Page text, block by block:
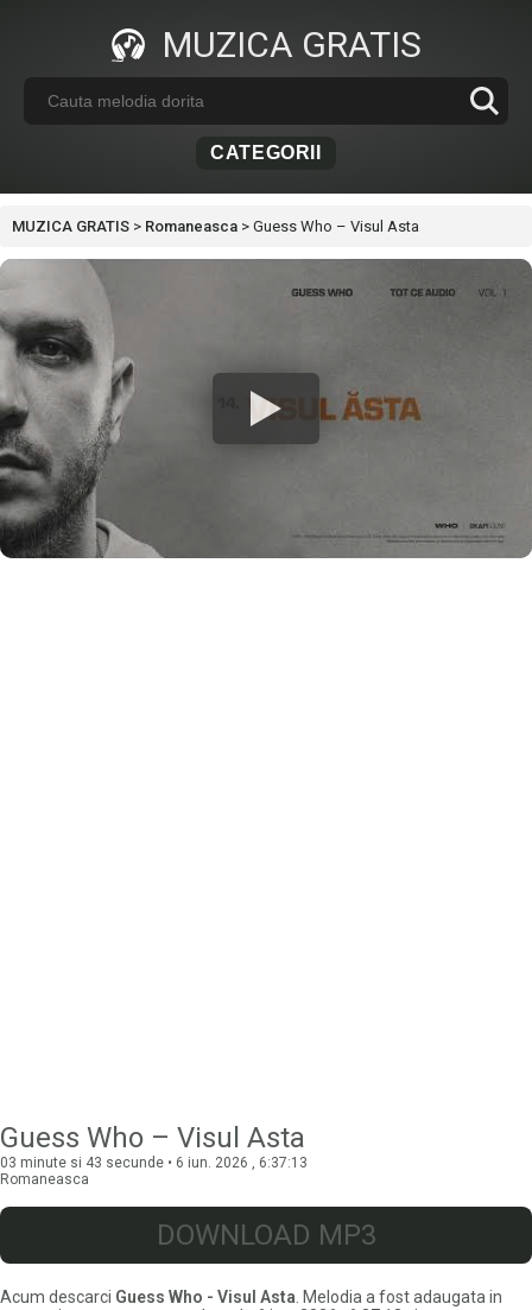
MUZICA GRATIS
CATEGORII
MUZICA GRATIS > Romaneasca > Guess Who – Visul Asta
Guess Who – Visul Asta
03 minute si 43 secunde • 6 iun. 2026 , 6:37:13
Romaneasca
DOWNLOAD MP3
Acum descarci Guess Who - Visul Asta . Melodia a fost adaugata in